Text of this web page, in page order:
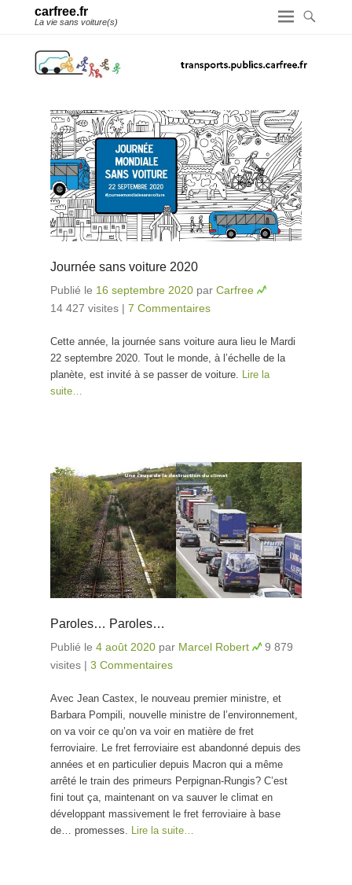
carfree.fr
La vie sans voiture(s)
Journée sans voiture 2020
Publié le 16 septembre 2020 par Carfree
14 427 visites | 7 Commentaires
Cette année, la journée sans voiture aura lieu le Mardi
22 septembre 2020. Tout le monde, à l’échelle de la
planète, est invité à se passer de voiture.
Lire la
suite…
Paroles… Paroles…
Publié le 4 août 2020 par Marcel Robert
9 879
visites | 3 Commentaires
Avec Jean Castex, le nouveau premier ministre, et
Barbara Pompili, nouvelle ministre de l’environnement,
on va voir ce qu’on va voir en matière de fret
ferroviaire. Le fret ferroviaire est abandonné depuis des
années et en particulier depuis Macron qui a même
arrêté le train des primeurs Perpignan-Rungis? C’est
fini tout ça, maintenant on va sauver le climat en
développant massivement le fret ferroviaire à base
de… promesses. Lire la suite…